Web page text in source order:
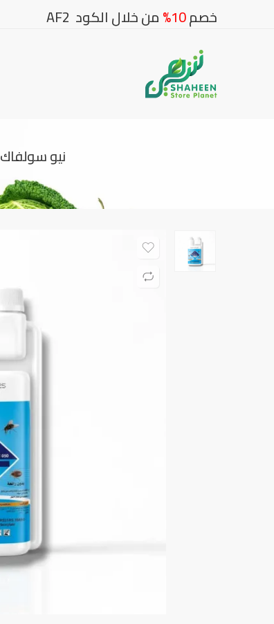
خصم10% من خلال الكود AF2
نيو سولفاك SC 050 | مبيد حشري معلق بدون رائحة لإبادة الحشرات الطائرة والزاحفة – 500 مل